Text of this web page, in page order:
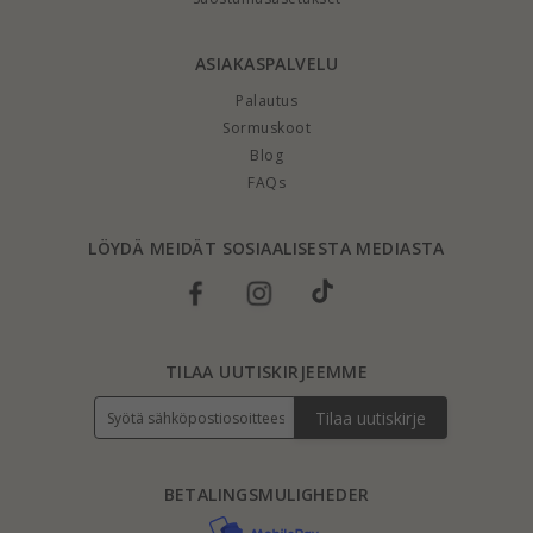
ASIAKASPALVELU
Palautus
Sormuskoot
Blog
FAQs
LÖYDÄ MEIDÄT SOSIAALISESTA MEDIASTA
BETALINGSMULIGHEDER
TILAA UUTISKIRJEEMME
Tilaa uutiskirje